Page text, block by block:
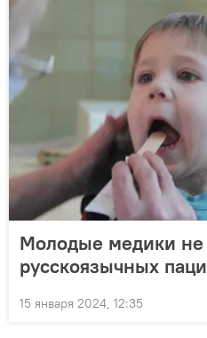
Молодые медики
русскоязычных
15 января 2024, 12:35